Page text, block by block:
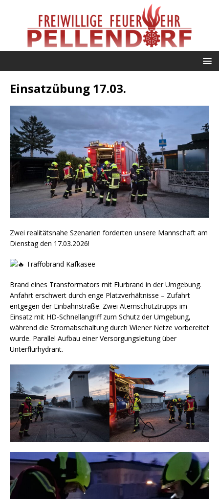
Einsatzübung 17.03.
Zwei realitätsnahe Szenarien forderten unsere Mannschaft am
Dienstag den 17.03.2026!
Traffobrand Kafkasee
Brand eines Transformators mit Flurbrand in der Umgebung.
Anfahrt erschwert durch enge Platzverhältnisse – Zufahrt
entgegen der Einbahnstraße. Zwei Atemschutztrupps im
Einsatz mit HD-Schnellangriff zum Schutz der Umgebung,
während die Stromabschaltung durch Wiener Netze vorbereitet
wurde. Parallel Aufbau einer Versorgungsleitung über
Unterflurhydrant.